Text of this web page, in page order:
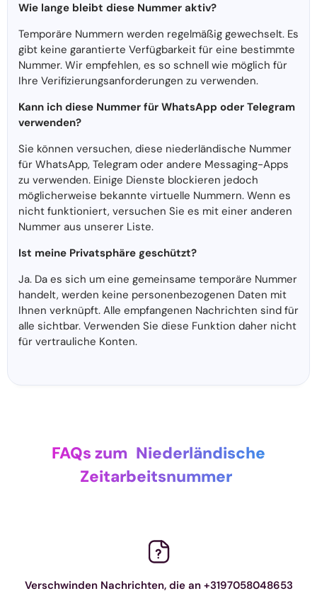
Wie lange bleibt diese Nummer aktiv?
Temporäre Nummern werden regelmäßig gewechselt. Es
gibt keine garantierte Verfügbarkeit für eine bestimmte
Nummer. Wir empfehlen, es so schnell wie möglich für
Ihre Verifizierungsanforderungen zu verwenden.
Kann ich diese Nummer für WhatsApp oder Telegram
verwenden?
Sie können versuchen, diese niederländische Nummer
für WhatsApp, Telegram oder andere Messaging-Apps
zu verwenden. Einige Dienste blockieren jedoch
möglicherweise bekannte virtuelle Nummern. Wenn es
nicht funktioniert, versuchen Sie es mit einer anderen
Nummer aus unserer Liste.
Ist meine Privatsphäre geschützt?
Ja. Da es sich um eine gemeinsame temporäre Nummer
handelt, werden keine personenbezogenen Daten mit
Ihnen verknüpft. Alle empfangenen Nachrichten sind für
alle sichtbar. Verwenden Sie diese Funktion daher nicht
für vertrauliche Konten.
FAQs zum Niederländische
Zeitarbeitsnummer
Verschwinden Nachrichten, die an +3197058048653